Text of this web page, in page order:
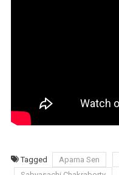
Tagged Aparna Sen